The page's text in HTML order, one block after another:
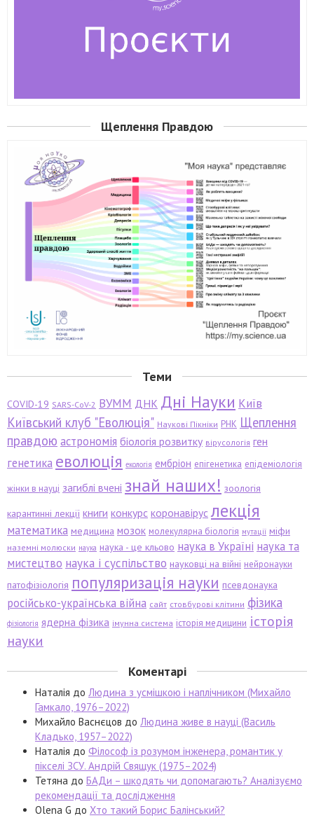
Щеплення Правдою
Теми
COVID-19 SARS-CoV-2 ВУММ ДНК Дні Науки Київ
Київський клуб "Еволюція" Наукові Пікніки РНК Щеплення
правдою астрономія біологія розвитку вірусологія ген
генетика еволюція екологія ембріон епігенетика епідеміологія
жінки в науці загиблі вчені знай наших! зоологія
карантинні лекції книги конкурс коронавірус лекція
математика медицина мозок молекулярна біологія мутації міфи
наземні молюски наука наука - це кльово наука в Україні наука та
мистецтво наука і суспільство науковці на війні нейронауки
патофізіологія популяризація науки псевдонаука
російсько-українська війна сайт стовбурові клітини фізика
фізіологія ядерна фізика імунна система історія медицини історія
науки
Коментарі
Наталія до Людина з усмішкою і наплічником (Михайло
Гамкало, 1976–2022)
Михайло Васнєцов до Людина живе в науці (Василь
Кладько, 1957–2022)
Наталія до Філософ із розумом інженера, романтик у
пікселі ЗСУ. Андрій Свящук (1975–2024)
Тетяна до БАДи – шкодять чи допомагають? Аналізуємо
рекомендації та дослідження
Olena G до Хто такий Борис Балінський?